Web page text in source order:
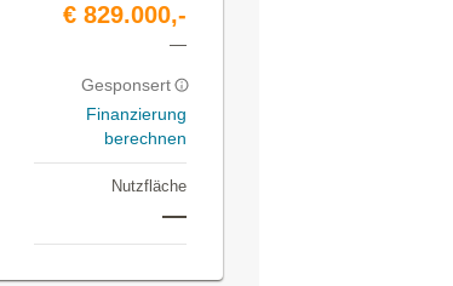
€ 829.000,-
—
Gesponsert
Finanzierung
berechnen
Nutzfläche
—